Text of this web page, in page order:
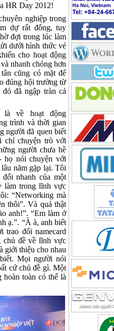
HR Day 2012!
nghiệp trong
dự rất đông, tuy
đợi trong lúc làm
dưới hình thức vé
cho hoạt động
nhanh chóng hơn
cũng có mặt để
đúng hội trường từ
đã ngập tràn cả
về hoạt động
trình và thời gian
người đã quen biết
chỉ chuyện trò với
người chưa hề
họ nói chuyện với
năm gặp lại. Tôi
nhanh của một
làm trong lĩnh vực
“Networking mà
thôi”. Và quả thật
anh!”. “Em làm ở
ạ.”. “À à, anh biết
trao đổi namecard
chủ đề về lĩnh vực
giới thiệu cho nhau
Mọi người nói
cứ chủ đề gì. Một
hoàn toàn có thể là